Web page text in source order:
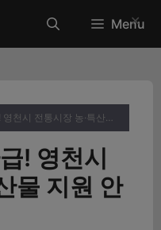
Menu
최대 10만 원 환급! 영천시 전통시장 농·특산물 지원 안내
! 영천시
물 지원 안
✕